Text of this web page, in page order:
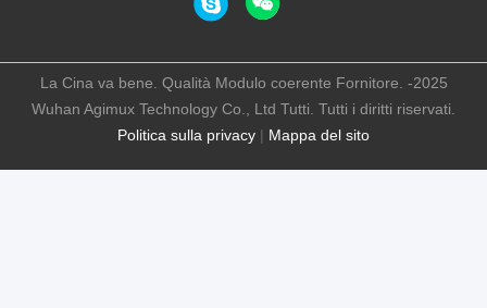
Politica sulla privacy | Mappa del sito
La Cina va bene. Qualità Modulo coerente Fornitore. -2025
Wuhan Agimux Technology Co., Ltd Tutti. Tutti i diritti riservati.